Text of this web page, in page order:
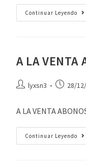
Continuar Leyendo
A LA VENTA
lyxsn3 28/
A LA VENTA
Continuar Leyendo